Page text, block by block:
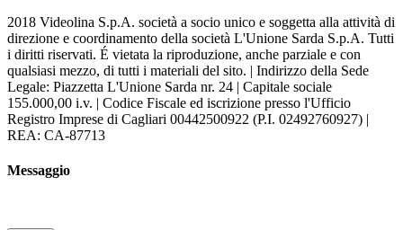
2018 Videolina S.p.A. società a socio unico e soggetta alla attività di
direzione e coordinamento della società L'Unione Sarda S.p.A. Tutti
i diritti riservati. É vietata la riproduzione, anche parziale e con
qualsiasi mezzo, di tutti i materiali del sito. | Indirizzo della Sede
Legale: Piazzetta L'Unione Sarda nr. 24 | Capitale sociale
155.000,00 i.v. | Codice Fiscale ed iscrizione presso l'Ufficio
Registro Imprese di Cagliari 00442500922 (P.I. 02492760927) |
REA: CA-87713
Messaggio